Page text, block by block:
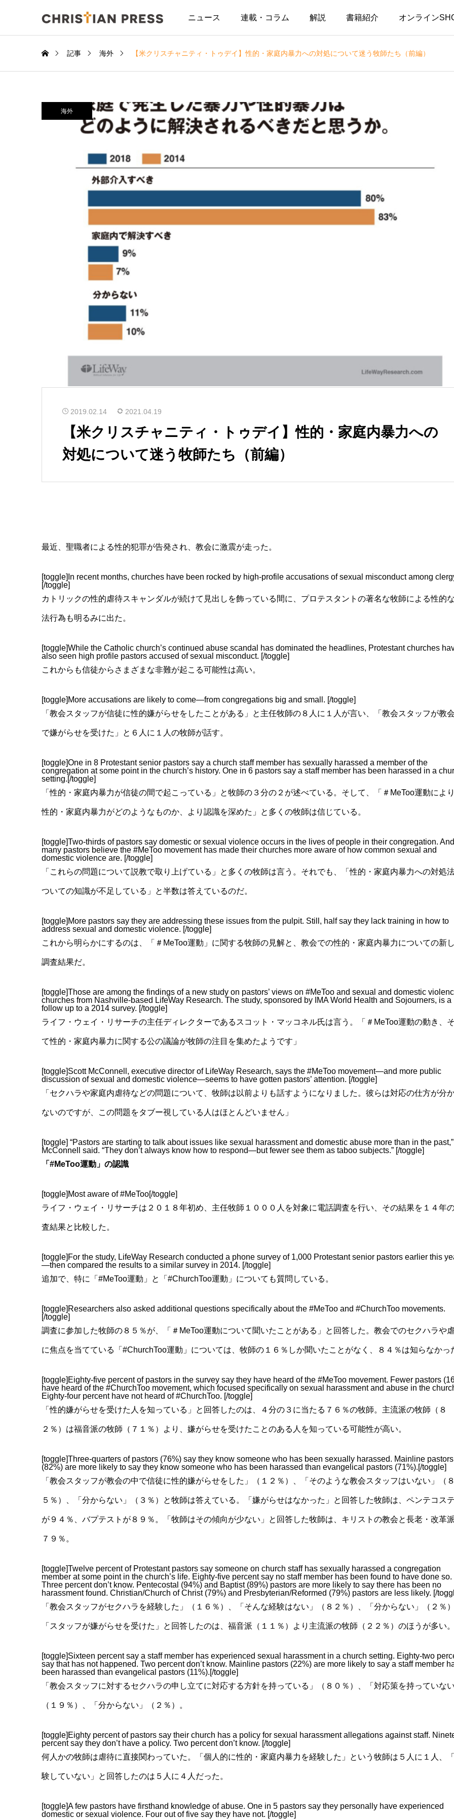
ニュース 連載・コラム 解説 書籍紹介 オンライン
記事 海外 【米クリスチャニティ・トゥデイ】性的・家庭内暴力への対処について迷う牧師たち（前編）
海外
2019.02.14 2021.04.19
【米クリスチャニティ・トゥデイ】性的・家庭内暴力への
対処について迷う牧師たち（前編）
最近、聖職者による性的犯罪が告発され、教会に激震が走った。
[toggle]In recent months, churches have been rocked by high-profile accusations of sexual misconduct among
[/toggle]
カトリックの性的虐待スキャンダルが続けて見出しを飾っている間に、プロテスタントの著名な牧師による性的
法行為も明るみに出た。
[toggle]While the Catholic church’s continued abuse scandal has dominated the headlines, Protestant churches
also seen high profile pastors accused of sexual misconduct. [/toggle]
これからも信徒からさまざまな非難が起こる可能性は高い。
[toggle]More accusations are likely to come—from congregations big and small. [/toggle]
「教会スタッフが信徒に性的嫌がらせをしたことがある」と主任牧師の８人に１人が言い、「教会スタッフが教
で嫌がらせを受けた」と６人に１人の牧師が話す。
[toggle]One in 8 Protestant senior pastors say a church staff member has sexually harassed a member of the
congregation at some point in the church’s history. One in 6 pastors say a staff member has been harassed in a
setting.[/toggle]
「性的・家庭内暴力が信徒の間で起こっている」と牧師の３分の２が述べている。そして、「＃MeToo運動により
性的・家庭内暴力がどのようなものか、より認識を深めた」と多くの牧師は信じている。
[toggle]Two-thirds of pastors say domestic or sexual violence occurs in the lives of people in their congregation. And
many pastors believe the #MeToo movement has made their churches more aware of how common sexual and
domestic violence are. [/toggle]
「これらの問題について説教で取り上げている」と多くの牧師は言う。それでも、「性的・家庭内暴力への対処
ついての知識が不足している」と半数は答えているのだ。
[toggle]More pastors say they are addressing these issues from the pulpit. Still, half say they lack training in how to
address sexual and domestic violence. [/toggle]
これから明らかにするのは、「＃MeToo運動」に関する牧師の見解と、教会での性的・家庭内暴力についての新
調査結果だ。
[toggle]Those are among the findings of a new study on pastors’ views on #MeToo and sexual and domestic
churches from Nashville-based LifeWay Research. The study, sponsored by IMA World Health and Sojourners, is a
follow up to a 2014 survey. [/toggle]
ライフ・ウェイ・リサーチの主任ディレクターであるスコット・マッコネル氏は言う。「＃MeToo運動の動き、
て性的・家庭内暴力に関する公の議論が牧師の注目を集めたようです」
[toggle]Scott McConnell, executive director of LifeWay Research, says the #MeToo movement—and more public
discussion of sexual and domestic violence—seems to have gotten pastors’ attention. [/toggle]
「セクハラや家庭内虐待などの問題について、牧師は以前よりも話すようになりました。彼らは対応の仕方が分
ないのですが、この問題をタブー視している人はほとんどいません」
[toggle] “Pastors are starting to talk about issues like sexual harassment and domestic abuse more than in the past,”
McConnell said. “They don’t always know how to respond—but fewer see them as taboo subjects.” [/toggle]
「#MeToo運動」の認識
[toggle]Most aware of #MeToo[/toggle]
ライフ・ウェイ・リサーチは２０１８年初め、主任牧師１０００人を対象に電話調査を行い、その結果を１４年
査結果と比較した。
[toggle]For the study, LifeWay Research conducted a phone survey of 1,000 Protestant senior pastors earlier this
—then compared the results to a similar survey in 2014. [/toggle]
追加で、特に「#MeToo運動」と「#ChurchToo運動」についても質問している。
[toggle]Researchers also asked additional questions specifically about the #MeToo and #ChurchToo movements.
[/toggle]
調査に参加した牧師の８５％が、「＃MeToo運動について聞いたことがある」と回答した。教会でのセクハラや
に焦点を当てている「#ChurchToo運動」については、牧師の１６％しか聞いたことがなく、８４％は知らなかっ
[toggle]Eighty-five percent of pastors in the survey say they have heard of the #MeToo movement. Fewer pastors
have heard of the #ChurchToo movement, which focused specifically on sexual harassment and abuse in the
Eighty-four percent have not heard of #ChurchToo. [/toggle]
「性的嫌がらせを受けた人を知っている」と回答したのは、４分の３に当たる７６％の牧師。主流派の牧師（８
２％）は福音派の牧師（７１％）より、嫌がらせを受けたことのある人を知っている可能性が高い。
[toggle]Three-quarters of pastors (76%) say they know someone who has been sexually harassed. Mainline pastors
(82%) are more likely to say they know someone who has been harassed than evangelical pastors (71%).[/toggle]
「教会スタッフが教会の中で信徒に性的嫌がらせをした」（１２％）、「そのような教会スタッフはいない」（８
５％）、「分からない」（３％）と牧師は答えている。「嫌がらせはなかった」と回答した牧師は、ペンテコス
が９４％、バプテストが８９％。「牧師はその傾向が少ない」と回答した牧師は、キリストの教会と長老・改革
７９％。
[toggle]Twelve percent of Protestant pastors say someone on church staff has sexually harassed a congregation
member at some point in the church’s life. Eighty-five percent say no staff member has been found to have done so.
Three percent don’t know. Pentecostal (94%) and Baptist (89%) pastors are more likely to say there has been no
harassment found. Christian/Church of Christ (79%) and Presbyterian/Reformed (79%) pastors are less likely. [/
「教会スタッフがセクハラを経験した」（１６％）、「そんな経験はない」（８２％）、「分からない」（２％）
「スタッフが嫌がらせを受けた」と回答したのは、福音派（１１％）より主流派の牧師（２２％）のほうが多い。
[toggle]Sixteen percent say a staff member has experienced sexual harassment in a church setting. Eighty-two
say that has not happened. Two percent don’t know. Mainline pastors (22%) are more likely to say a staff member
been harassed than evangelical pastors (11%).[/toggle]
「教会スタッフに対するセクハラの申し立てに対応する方針を持っている」（８０％）、「対応策を持っていない
（１９％）、「分からない」（２％）。
[toggle]Eighty percent of pastors say their church has a policy for sexual harassment allegations against staff.
percent say they don’t have a policy. Two percent don’t know. [/toggle]
何人かの牧師は虐待に直接関わっていた。「個人的に性的・家庭内暴力 を経験した」という牧師は５人に１人、
験していない」と回答したのは５人に４人だった。
[toggle]A few pastors have firsthand knowledge of abuse. One in 5 pastors say they personally have experienced
domestic or sexual violence. Four out of five say they have not. [/toggle]